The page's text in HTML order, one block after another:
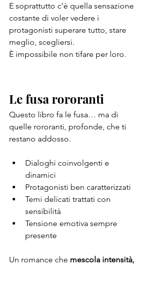
E soprattutto c’è quella sensazione
costante di voler vedere i
protagonisti superare tutto, stare
meglio, scegliersi.
È impossibile non tifare per loro.
Le fusa rororanti
Questo libro fa le fusa… ma di
quelle rororanti, profonde, che ti
restano addosso.
Dialoghi coinvolgenti e
dinamici
Protagonisti ben caratterizzati
Temi delicati trattati con
sensibilità
Tensione emotiva sempre
presente
Un romance che mescola intensità,